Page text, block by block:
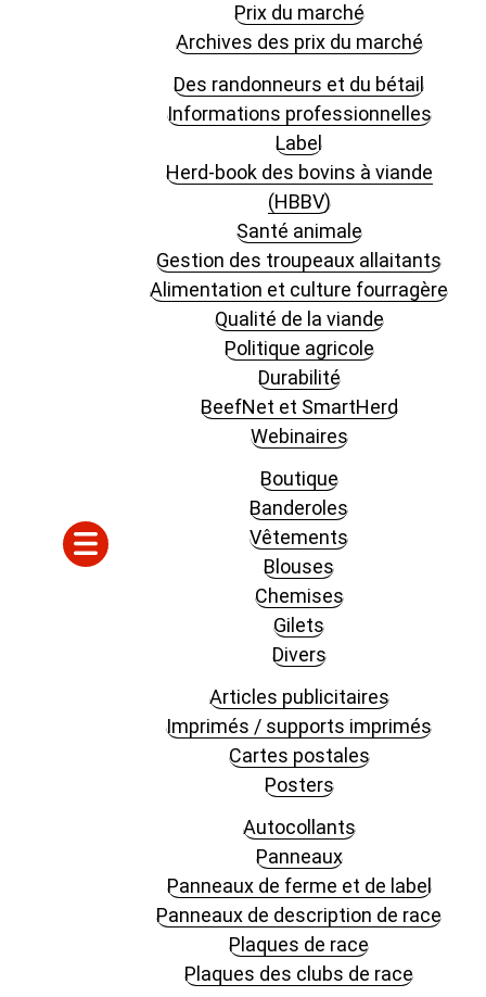
Prix du marché
Archives des prix du marché
Des randonneurs et du bétail
Informations professionnelles
Label
Herd-book des bovins à viande
(HBBV)
Santé animale
Gestion des troupeaux allaitants
Alimentation et culture fourragère
Qualité de la viande
Politique agricole
Durabilité
BeefNet et SmartHerd
Webinaires
Boutique
Banderoles
Vêtements
Blouses
Chemises
Gilets
Divers
Articles publicitaires
Imprimés / supports imprimés
Cartes postales
Posters
Autocollants
Panneaux
Panneaux de ferme et de label
Panneaux de description de race
Plaques de race
Plaques des clubs de race